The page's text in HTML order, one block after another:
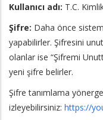
Kullanıcı adı: T.C.
Şifre: Daha önce
yapabilirler. Şifresini
olanlar ise “Şifremi
yeni şifre belirler.
Şifre tanımlama
izleyebilirsiniz: https://